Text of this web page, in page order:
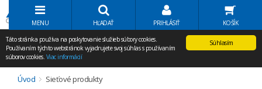
Volať Agem
MENU HĽADAŤ PRIHLÁSIŤ KOŠÍK
Súhlasím
Táto stránka používa na poskytovanie služieb súbory cookies.
Používaním týchto webstránok vyjadrujete svoj súhlas s používaním
súborov cookies. Viac informácií
Úvod Sieťové produkty